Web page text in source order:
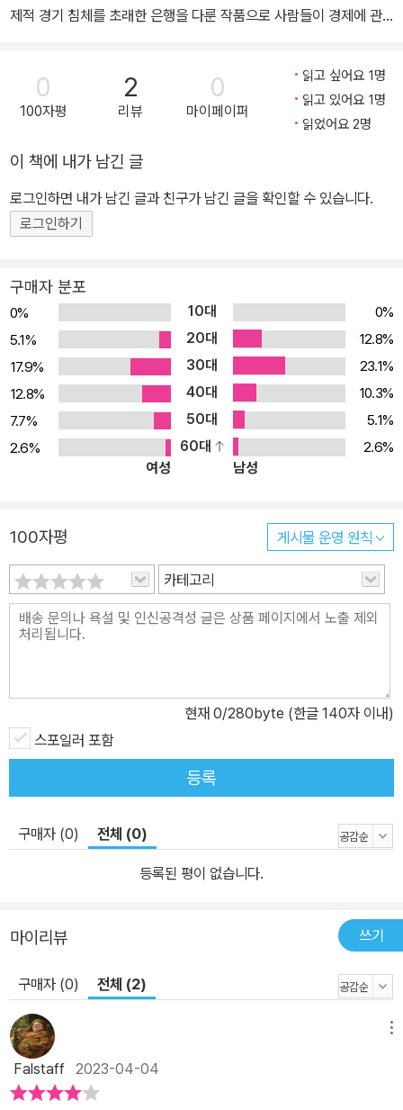
심판의 날이 밝았다.
모두가 다 똑같다. 헌법과 권리!
함께하지 않는 자는
미국은 하나고
대통령도 한 명이기 때문이다!
돈을 손에 쥐려 한다, 진짜 돈을 손에 쥐려 한다.
제적 경기 침체를 초래한 은행을 다룬 작품으로 사람들이 경제에 관
자체는 별로 흥미롭지 않다는 것을 깨달았다. 은행의 역사는 곧 리먼
가족사였고, 은행의 몰락은 리먼 가문의 몰락이었다.” -스테파노 마
시니 마시니는 독자가 현실적인 경제 문제의 진짜 원인, 즉 현대 자본
다. 독일 출신 이주민 리먼 형제가 미국에서 면화 판매상으로 시작해
은행업으로 사업을 확장해 가는 160여 년에 걸친 장구한 이야기는
자본주의 시스템이 세계 경제를 장악하고 지배하기 위해 어떻게 발전
했고, 결국 어떻게 실패했는지 보여 주고 있었다. 마시니는 방대한 자
대서사로 완성했다. 그러면서도 마시니는 리먼 가족이나 은행의 파
산, 자본주의 일반에 대한 도덕적 판단은 철저히 배제했다. 누가 옳고
그른지 지적하면서 반자본주의 메시지를 설교하는 장면은 단 하나도
없다. 마시니에겐 잘잘못을 따지기보다는 그 본질이 무엇인지 이해하
는 게 더 중요했다. 경제 시스템이 작동하는 원리라는 거대한 이야기
를 독자가 머리로 이해하기보다 피부로 느끼게 하기 위해 마시니는
미시적인 이야기, 바로 리먼 브러더스 개인들의 이야기부터 시작한
다. 숫자와 통계 이면에서 실제로 결정을 내리고 환경에 적응하고 내
간에게 유익하도록 고안된 시스템이 어떻게 인간을 파멸시킬 수 있는
가”라는 질문으로 이어진다. 국립극장이 영국국립극장과 제휴해 선
보이고 있는 NT라이브(영국국립극장 공연 영상화 프로젝트)를 통해
2020년 한국 관객에게 처음 공개되었다. 영국국립극장은 <헤다 가
블레르>, <뜨거운 양철 지붕 위의 고양이>, <시라노 드 베르주라크
>, <오이디푸스 왕> 등 고전 혹은 고전 반열에 든 현대극을 엄선해
다. 최신 이탈리아 극작품 중에서 국제적으로 가장 성공한 사례라 할
수 있는데, 특히 영국국립극장의 NT라이브 공연은 아카데미에서 <
기생충>과 경쟁했던 의 감독 샘 멘데스 연출작으로, 2022년 토니상
5개 부문에서 수상하며 작품성을 인정받았다.
0
100자평
2
리뷰
0
마이페이퍼
읽고 싶어요 1명
읽고 있어요 1명
읽었어요 2명
이 책에 내가 남긴 글
로그인하면 내가 남긴 글과 친구가 남긴 글을 확인할 수 있습니다.
로그인하기
구매자 분포
0% 10대
0%
5.1%
20대
12.8%
17.9%
30대
23.1%
12.8%
40대
10.3%
7.7%
50대
5.1%
2.6%
60대
2.6%
여성
남성
100자평 게시물 운영 원칙
카테고리
현재 0/280byte (한글 140자 이내)
스포일러 포함
등록
구매자 (0) 전체 (0)
등록된 평이 없습니다.
마이리뷰 쓰기
구매자 (0) 전체 (2)
Falstaff 2023-04-04